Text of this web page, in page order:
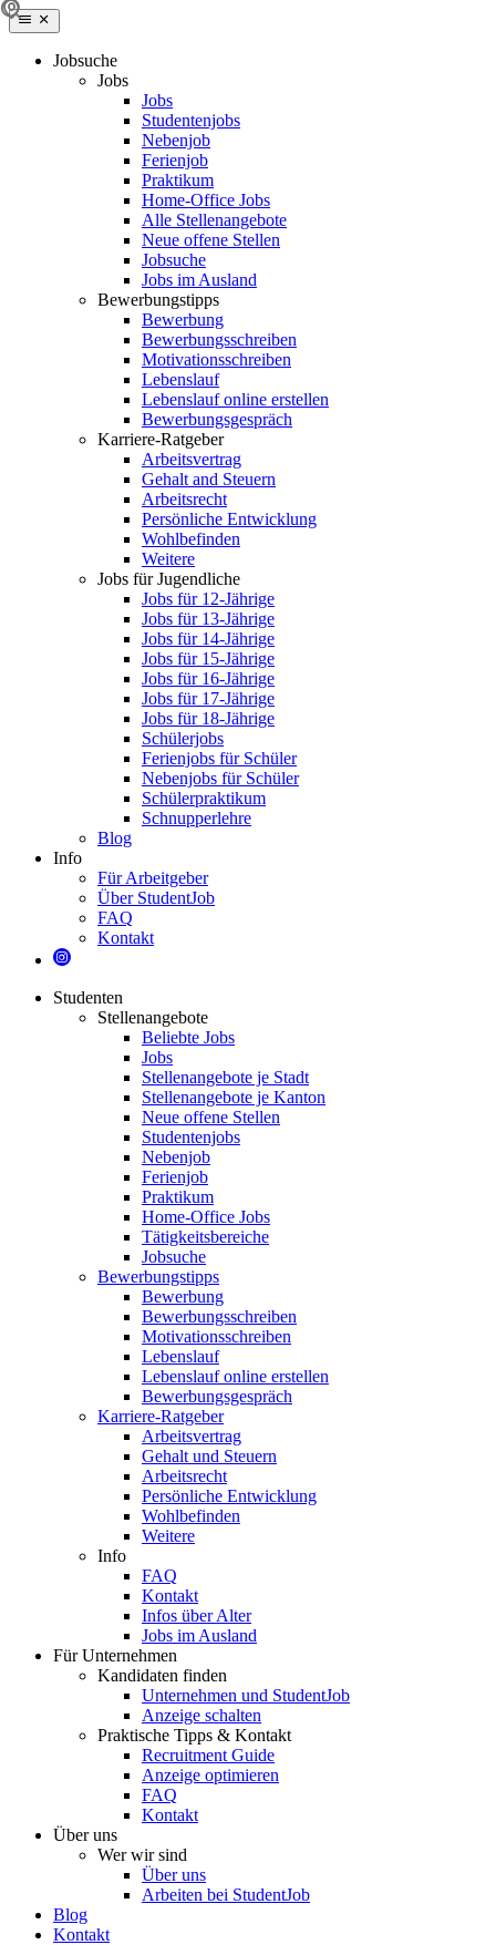
Jobsuche
Jobs
Jobs
Studentenjobs
Nebenjob
Ferienjob
Praktikum
Home-Office Jobs
Alle Stellenangebote
Neue offene Stellen
Jobsuche
Jobs im Ausland
Bewerbungstipps
Bewerbung
Bewerbungsschreiben
Motivationsschreiben
Lebenslauf
Lebenslauf online erstellen
Bewerbungsgespräch
Karriere-Ratgeber
Arbeitsvertrag
Gehalt and Steuern
Arbeitsrecht
Persönliche Entwicklung
Wohlbefinden
Weitere
Jobs für Jugendliche
Jobs für 12-Jährige
Jobs für 13-Jährige
Jobs für 14-Jährige
Jobs für 15-Jährige
Jobs für 16-Jährige
Jobs für 17-Jährige
Jobs für 18-Jährige
Schülerjobs
Ferienjobs für Schüler
Nebenjobs für Schüler
Schülerpraktikum
Schnupperlehre
Blog
Info
Für Arbeitgeber
Über StudentJob
FAQ
Kontakt
Studenten
Stellenangebote
Beliebte Jobs
Jobs
Stellenangebote je Stadt
Stellenangebote je Kanton
Neue offene Stellen
Studentenjobs
Nebenjob
Ferienjob
Praktikum
Home-Office Jobs
Tätigkeitsbereiche
Jobsuche
Bewerbungstipps
Bewerbung
Bewerbungsschreiben
Motivationsschreiben
Lebenslauf
Lebenslauf online erstellen
Bewerbungsgespräch
Karriere-Ratgeber
Arbeitsvertrag
Gehalt und Steuern
Arbeitsrecht
Persönliche Entwicklung
Wohlbefinden
Weitere
Info
FAQ
Kontakt
Infos über Alter
Jobs im Ausland
Für Unternehmen
Kandidaten finden
Unternehmen und StudentJob
Anzeige schalten
Praktische Tipps & Kontakt
Recruitment Guide
Anzeige optimieren
FAQ
Kontakt
Über uns
Wer wir sind
Über uns
Arbeiten bei StudentJob
Blog
Kontakt